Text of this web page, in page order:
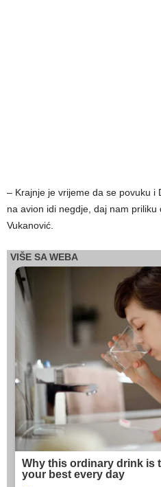
– Krajnje je vrijeme da se povuku i
na avion idi negdje, daj nam
Vukanović.